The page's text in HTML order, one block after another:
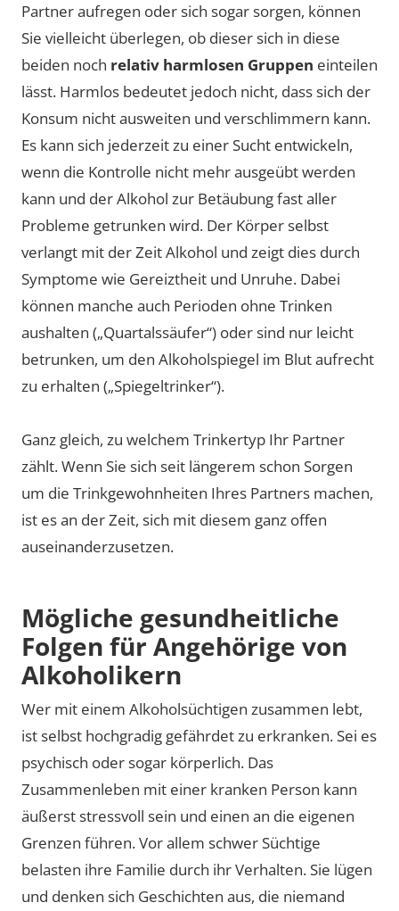
Partner aufregen oder sich sogar sorgen, können
Sie vielleicht überlegen, ob dieser sich in diese
beiden noch relativ harmlosen Gruppen einteilen
lässt. Harmlos bedeutet jedoch nicht, dass sich der
Konsum nicht ausweiten und verschlimmern kann.
Es kann sich jederzeit zu einer Sucht entwickeln,
wenn die Kontrolle nicht mehr ausgeübt werden
kann und der Alkohol zur Betäubung fast aller
Probleme getrunken wird. Der Körper selbst
verlangt mit der Zeit Alkohol und zeigt dies durch
Symptome wie Gereiztheit und Unruhe. Dabei
können manche auch Perioden ohne Trinken
aushalten („Quartalssäufer“) oder sind nur leicht
betrunken, um den Alkoholspiegel im Blut aufrecht
zu erhalten („Spiegeltrinker“).
Ganz gleich, zu welchem Trinkertyp Ihr Partner
zählt. Wenn Sie sich seit längerem schon Sorgen
um die Trinkgewohnheiten Ihres Partners machen,
ist es an der Zeit, sich mit diesem ganz offen
auseinanderzusetzen.
Mögliche gesundheitliche
Folgen für Angehörige von
Alkoholikern
Wer mit einem Alkoholsüchtigen zusammen lebt,
ist selbst hochgradig gefährdet zu erkranken. Sei es
psychisch oder sogar körperlich. Das
Zusammenleben mit einer kranken Person kann
äußerst stressvoll sein und einen an die eigenen
Grenzen führen. Vor allem schwer Süchtige
belasten ihre Familie durch ihr Verhalten. Sie lügen
und denken sich Geschichten aus, die niemand